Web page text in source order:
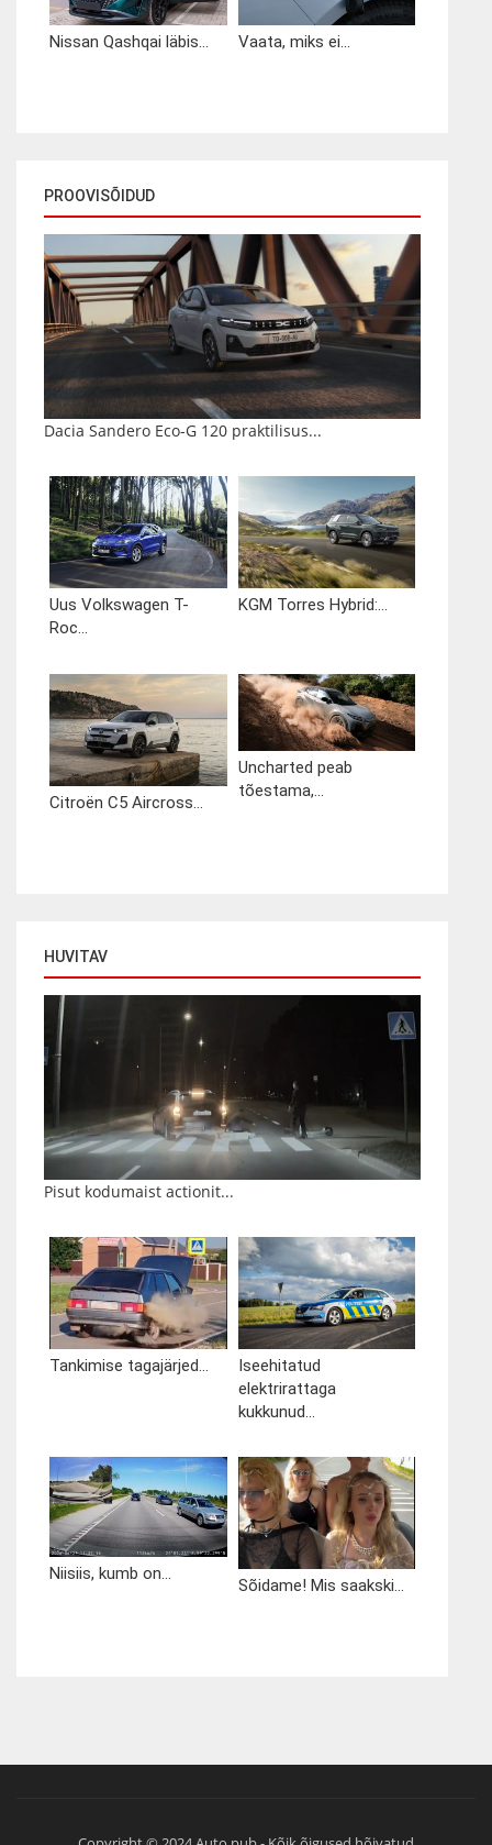
Nissan Qashqai läbis... Vaata, miks ei...
PROOVISÕIDUD
Dacia Sandero Eco-G 120 praktilisus...
Uus Volkswagen T-
Roc...
KGM Torres Hybrid:...
Citroën C5 Aircross...
Uncharted peab
tõestama,...
HUVITAV
Pisut kodumaist actionit...
Tankimise tagajärjed...
Iseehitatud
elektrirattaga
kukkunud...
Niisiis, kumb on...
Sõidame! Mis saakski...